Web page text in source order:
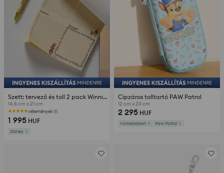
Szett: tervező és toll 2 pack Winnie the Pooh
14,8 cm x 21 cm
vélemények (1)
1 995 HUF
Disney
Cipzáros tolltartó PAW Patrol
12 cm x 23 cm
2 295 HUF
Nickelodeon Paw Patrol